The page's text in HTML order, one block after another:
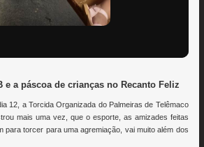
e a páscoa de crianças no Recanto Feliz
12, a Torcida Organizada do Palmeiras de Telêmaco
mais uma vez, que o esporte, as amizades feitas
para torcer para uma agremiação, vai muito além dos